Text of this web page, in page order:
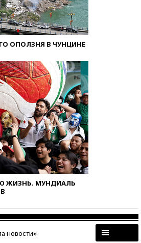
ОПОЛЗНЯ В ЧУНЦИНЕ
ЖИЗНЬ. МУНДИАЛЬ
новости»